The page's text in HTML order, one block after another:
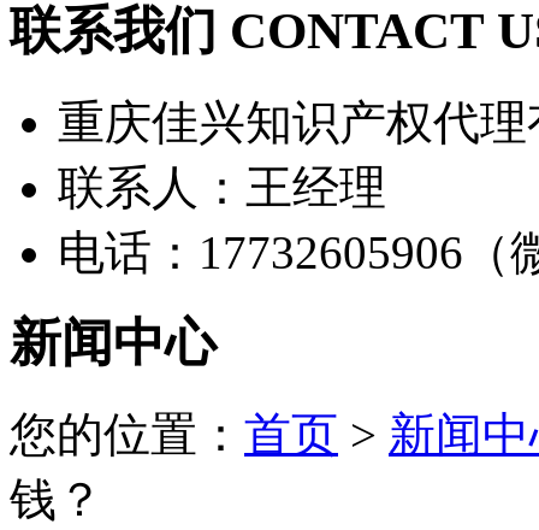
联系我们 CONTACT
重庆佳兴知识产权代
联系人：王经理
电话：17732605906（
新闻中心
您的位置： 首页 > 新闻
钱？